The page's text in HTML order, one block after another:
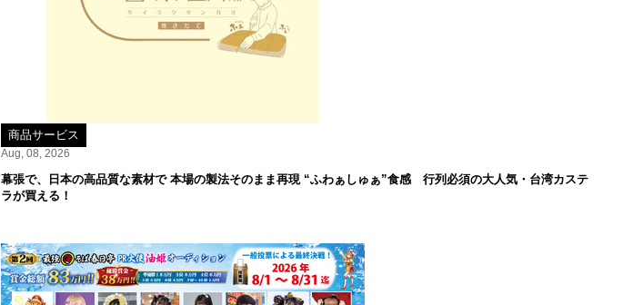
商品サービス
Aug, 08, 2026
幕張で、日本の高品質な素材で 本場の製法そのまま再現 “ふわぁしゅぁ”食感 行列必須の大人気・台湾カステ
ラが買える！